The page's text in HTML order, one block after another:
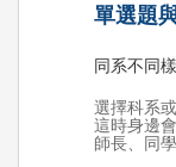
單選題
同系不同樣
選擇科系
這時身邊
師長、同